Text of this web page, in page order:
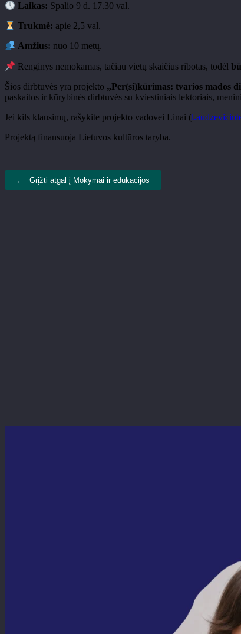
Laikas: Spalio 9 d. 17.30 val.
Trukmė: apie 2,5 val.
Amžius: nuo 10 metų.
Renginys nemokamas, tačiau vietų skaičius ribotas, todėl
Šios dirbtuvės yra projekto „Per(si)kūrimas: tvarios mados
paskaitos ir kūrybinės dirbtuvės su kviestiniais lektoriais,
Jei kils klausimų, rašykite projekto vadovei Linai (
Projektą finansuoja Lietuvos kultūros taryba.
← Grįžti atgal į Mokymai ir edukacijos